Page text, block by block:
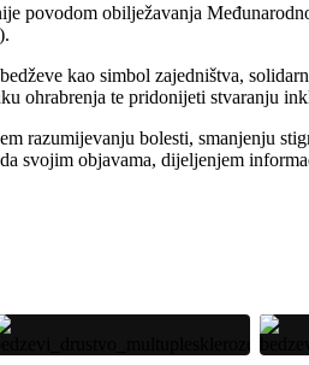
povodom obilježavanja
kao simbol zajedništva,
ohrabrenja te pridonijeti stvaranju
razumijevanju bolesti, smanjenju
svojim objavama, dijeljenjem